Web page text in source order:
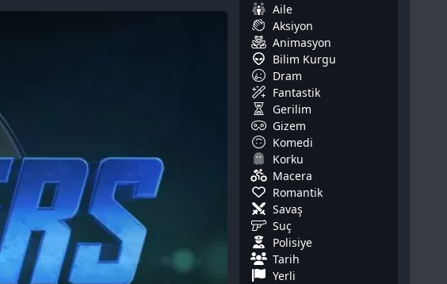
Aile
Aksiyon
Animasyon
Bilim Kurgu
Dram
Fantastik
Gerilim
Gizem
Komedi
Korku
Macera
Romantik
Savaş
Suç
Polisiye
Tarih
Yerli